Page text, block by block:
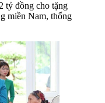
tỷ đồng cho tặng
miền Nam, thống